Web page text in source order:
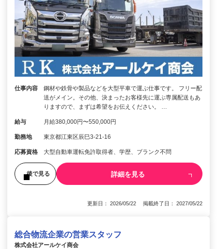
仕事内容
鋼材や鉄骨や製品などを大型平車で運ぶ仕事です。 フリー配
送がメイン。その他、決まったお客様先に運ぶ専属配送もあ
りますので、まずは希望をお伝えください。 …
給与 月給380,000円〜550,000円
勤務地 東京都江東区辰巳3-21-16
応募資格 大型自動車運転免許取得者、学歴、ブランク不問
後で見る 詳細を見る
更新日： 2026/05/22 掲載終了日： 2027/05/22
総合物流企業の営業スタッフ
株式会社アールケイ商会